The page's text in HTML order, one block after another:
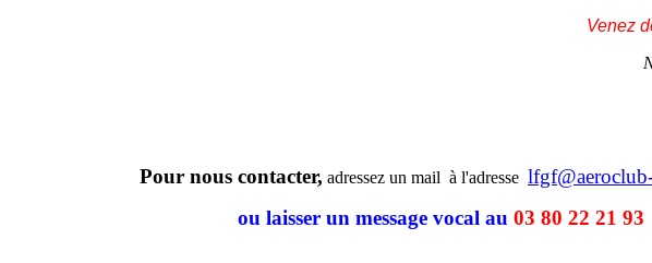
Venez
Pour nous contacter, adressez un mail à l'adresse
ou laisser un message vocal au 03 80 22 21 93